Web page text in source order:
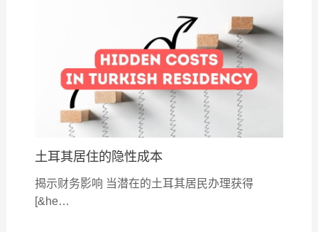
土耳其居住的隐性成本
揭示财务影响 当潜在的土耳其居民办理获得
[&he…